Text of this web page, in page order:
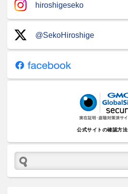
hiroshigeseko
@SekoHiroshige
公式サイトの確認方法